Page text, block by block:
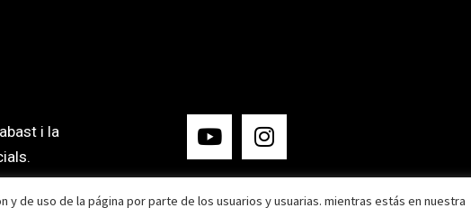
i la
de uso de la página por parte de los usuarios y usuarias. mientras estás en nuestra